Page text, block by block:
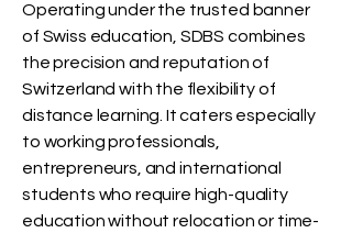
Operating under the trusted banner
of Swiss education, SDBS combines
the precision and reputation of
Switzerland with the flexibility of
distance learning. It caters especially
to working professionals,
entrepreneurs, and international
students who require high-quality
education without relocation or time-